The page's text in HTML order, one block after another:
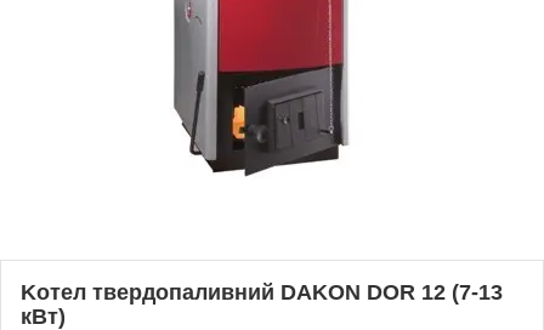
Koтел твердопаливний DAKON DOR 12 (7-13
кВт)